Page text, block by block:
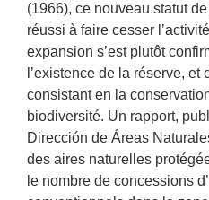
(1966), ce nouveau statut
réussi à faire cesser
expansion s’est plutôt
l’existence de la réserve, et
consistant en la
biodiversité. Un rapport,
Dirección de Áreas
des aires naturelles
le nombre de concessions